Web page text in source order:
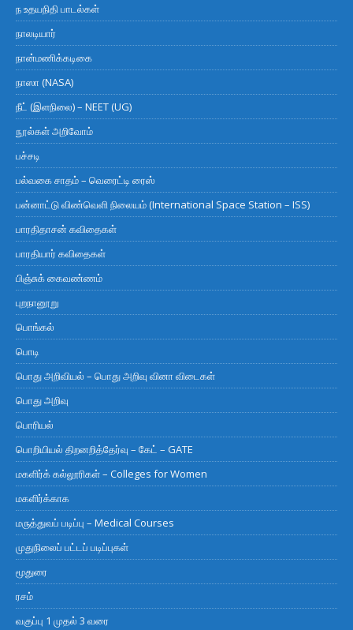
ந உதயநிதி பாடல்கள்
நாலடியார்
நான்மணிக்கடிகை
நாஸா (NASA)
நீட் (இளநிலை) – NEET (UG)
நூல்கள் அறிவோம்
பச்சடி
பல்வகை சாதம் – வெரைட்டி ரைஸ்
பன்னாட்டு விண்வெளி நிலையம் (International Space Station – ISS)
பாரதிதாசன் கவிதைகள்
பாரதியார் கவிதைகள்
பிஞ்சுக் கைவண்ணம்
புறநானூறு
பொங்கல்
பொடி
பொது அறிவியல் – பொது அறிவு வினா விடைகள்
பொது அறிவு
பொரியல்
பொறியியல் திறனறித்தேர்வு – கேட் – GATE
மகளிர்க் கல்லூரிகள் – Colleges for Women
மகளிர்க்காக
மருத்துவப் படிப்பு – Medical Courses
முதுநிலைப் பட்டப் படிப்புகள்
மூதுரை
ரசம்
வகுப்பு 1 முதல் 3 வரை